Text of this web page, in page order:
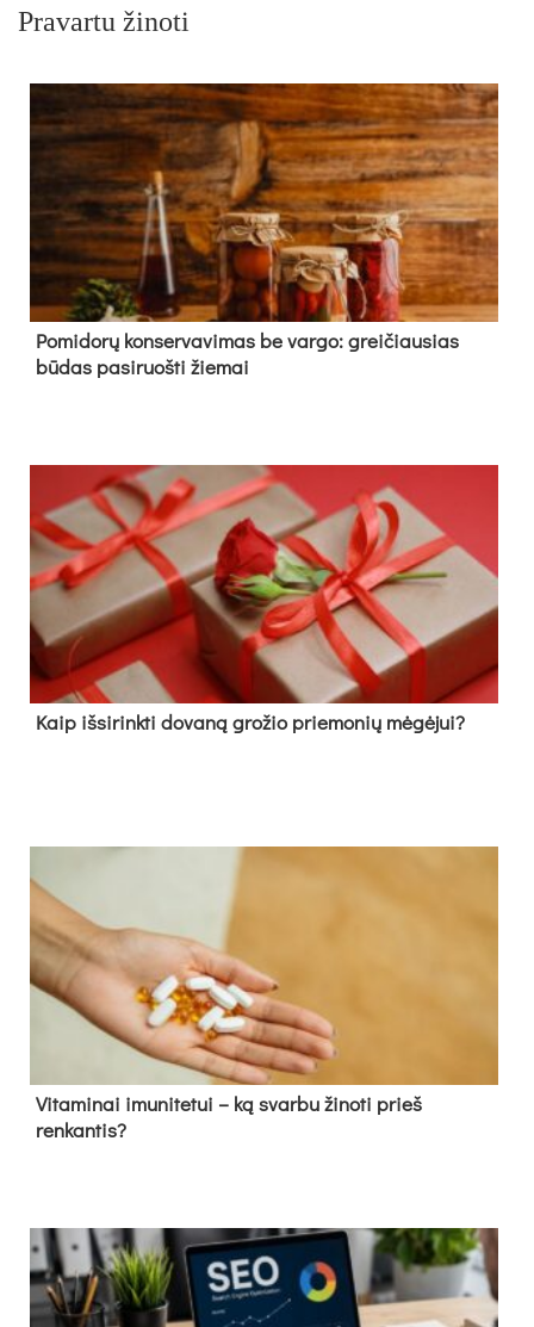
Pravartu žinoti
Pomidorų konservavimas be vargo: greičiausias
būdas pasiruošti žiemai
Kaip išsirinkti dovaną grožio priemonių mėgėjui?
Vitaminai imunitetui – ką svarbu žinoti prieš
renkantis?